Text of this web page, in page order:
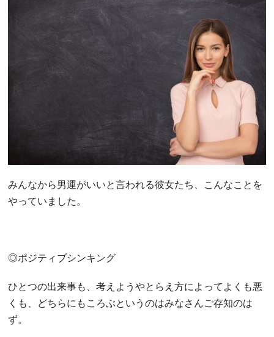
みんなから男運がいいと言われる彼女たち、こんなことを
やっていました。
◎ポジティブシンキング
ひとつの出来事も、考えようやとらえ方によってよくも悪
くも、どちらにもころぶというのはみなさんご存知のは
ず。